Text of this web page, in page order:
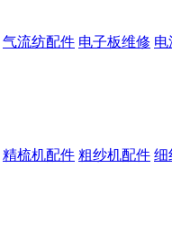
气流纺配件 电子板维修 电
精梳机配件 粗纱机配件 细